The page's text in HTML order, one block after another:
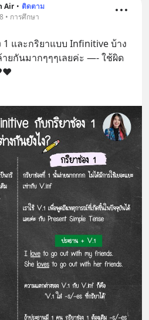
Air • ติดตาม
• การศึกษา
1 และกริยาแบบ Infinitive บ้าง
ยกันมากๆๆๆเลยค่ะ —- ใช้ผิด